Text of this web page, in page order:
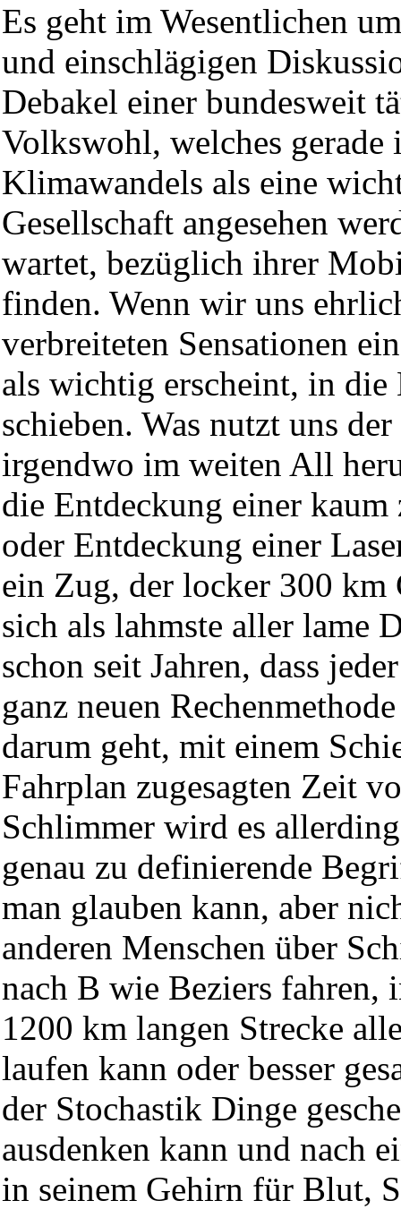
Es geht im Wesentlichen
und einschlägigen
Debakel einer bundesweit
Volkswohl, welches
Klimawandels als eine
Gesellschaft angesehen
wartet, bezüglich ihrer
finden. Wenn wir uns
verbreiteten Sensationen
als wichtig erscheint, in die
schieben. Was nutzt uns
irgendwo im weiten All
die Entdeckung einer
oder Entdeckung einer
ein Zug, der locker 300 km
sich als lahmste aller lame
schon seit Jahren, dass
ganz neuen
darum geht, mit einem
Fahrplan zugesagten Zeit
Schlimmer wird es
genau zu definierende
man glauben kann, aber
anderen Menschen über
nach B wie Beziers fahren,
1200 km langen Strecke
laufen kann oder besser
der Stochastik Dinge
ausdenken kann und nach
in seinem Gehirn für Blut,